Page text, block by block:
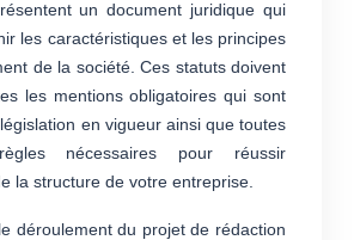
un document juridique qui
les caractéristiques et les principes
de la société. Ces statuts doivent
les mentions obligatoires qui sont
en vigueur ainsi que toutes
nécessaires pour réussir
la structure de votre entreprise.
déroulement du projet de rédaction